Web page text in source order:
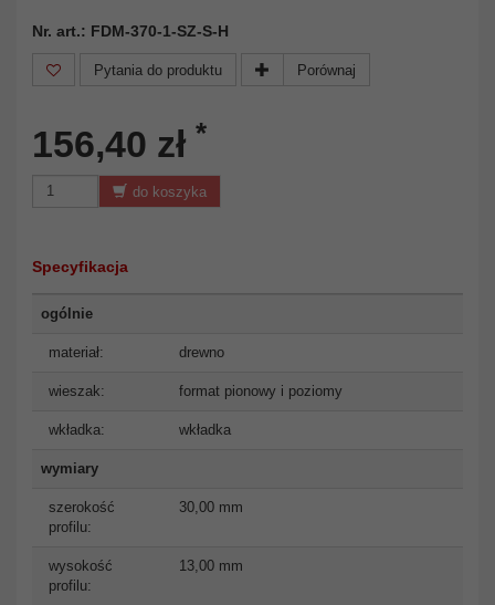
Nr. art.: FDM-370-1-SZ-S-H
Pytania do produktu Porównaj
156,40 zł *
do koszyka
Specyfikacja
ogólnie
materiał: drewno
wieszak: format pionowy i poziomy
wkładka: wkładka
wymiary
szerokość
profilu:
30,00 mm
wysokość
profilu:
13,00 mm